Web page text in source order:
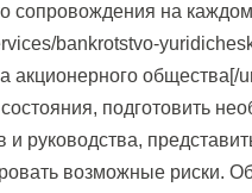
сопровождения на
bankrotstvo-
акционерного
подготовить
и руководства,
возможные риски.